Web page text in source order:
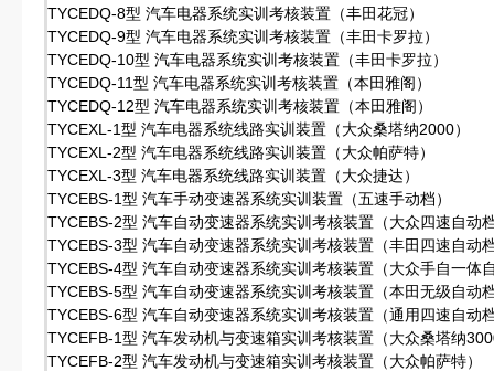
TYCEDQ-8型 汽车电器系统实训考核装置（丰田花冠）
TYCEDQ-9型 汽车电器系统实训考核装置（丰田卡罗拉）
TYCEDQ-10型 汽车电器系统实训考核装置（丰田卡罗拉）
TYCEDQ-11型 汽车电器系统实训考核装置（本田雅阁）
TYCEDQ-12型 汽车电器系统实训考核装置（本田雅阁）
TYCEXL-1型 汽车电器系统线路实训装置（大众桑塔纳2000）
TYCEXL-2型 汽车电器系统线路实训装置（大众帕萨特）
TYCEXL-3型 汽车电器系统线路实训装置（大众捷达）
TYCEBS-1型 汽车手动变速器系统实训装置（五速手动档）
TYCEBS-2型 汽车自动变速器系统实训考核装置（大众四速自动
TYCEBS-3型 汽车自动变速器系统实训考核装置（丰田四速自动
TYCEBS-4型 汽车自动变速器系统实训考核装置（大众手自一体
TYCEBS-5型 汽车自动变速器系统实训考核装置（本田无级自动
TYCEBS-6型 汽车自动变速器系统实训考核装置（通用四速自动
TYCEFB-1型 汽车发动机与变速箱实训考核装置（大众桑塔纳
TYCEFB-2型 汽车发动机与变速箱实训考核装置（大众帕萨特）